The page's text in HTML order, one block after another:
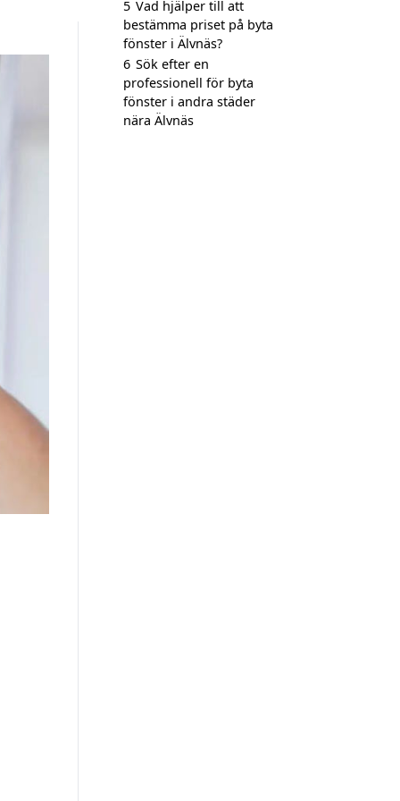
5 Vad hjälper till att
bestämma priset på byta
fönster i Älvnäs?
6 Sök efter en
professionell för byta
fönster i andra städer
nära Älvnäs